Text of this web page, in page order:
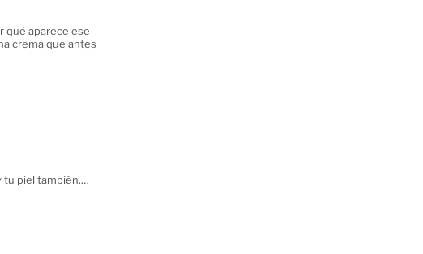
qué aparece ese
crema que antes
tu piel también.